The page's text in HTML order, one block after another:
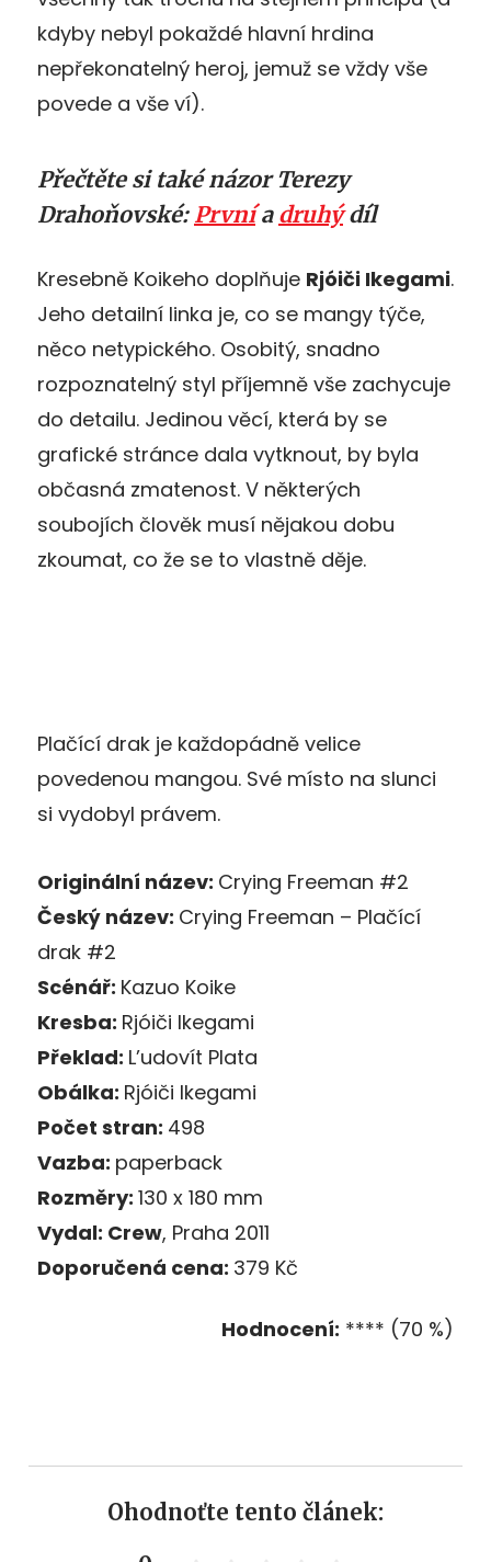
kdyby nebyl pokaždé hlavní hrdina
nepřekonatelný heroj, jemuž se vždy vše
povede a vše ví).
Přečtěte si také názor Terezy
Drahoňovské: Prvnía druhýdíl
Kresebně Koikeho doplňuje Rjóiči Ikegami.
Jeho detailní linka je, co se mangy týče,
něco netypického. Osobitý, snadno
rozpoznatelný styl příjemně vše zachycuje
do detailu. Jedinou věcí, která by se
grafické stránce dala vytknout, by byla
občasná zmatenost. V některých
soubojích člověk musí nějakou dobu
zkoumat, co že se to vlastně děje.
Plačící drak je každopádně velice
povedenou mangou. Své místo na slunci
si vydobyl právem.
Originální název: Crying Freeman #2
Český název: Crying Freeman – Plačící
drak #2
Scénář: Kazuo Koike
Kresba: Rjóiči Ikegami
Překlad: L’udovít Plata
Obálka: Rjóiči Ikegami
Počet stran: 498
Vazba: paperback
Rozměry: 130 x 180 mm
Vydal: Crew, Praha 2011
Doporučená cena: 379 Kč
Hodnocení: **** (70 %)
Ohodnoťte tento článek: